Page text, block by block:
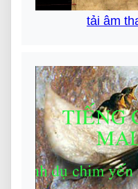
tải âm